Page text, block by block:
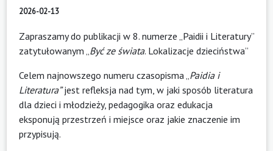
2026-02-13
Zapraszamy do publikacji w 8. numerze „Paidii i Literatury”
zatytułowanym „ Być ze świata. Lokalizacje dzieciństwa”
Celem najnowszego numeru czasopisma „ Paidia i
Literatura”jest refleksja nad tym, w jaki sposób literatura
dla dzieci i młodzieży, pedagogika oraz edukacja
eksponują przestrzeń i miejsce oraz jakie znaczenie im
przypisują.